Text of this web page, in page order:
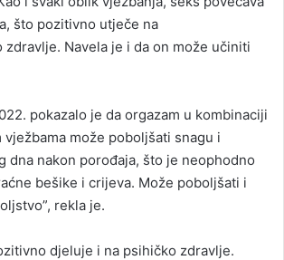
što pozitivno utječe na
zdravlje. Navela je i da on može učiniti
pokazalo je da orgazam u kombinaciji
može poboljšati snagu i
dna nakon porođaja, što je neophodno
bešike i crijeva. Može poboljšati i
rekla je.
djeluje i na psihičko zdravlje.